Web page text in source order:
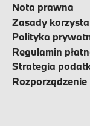
Nota prawna
Zasady
Polityka
Regulamin
Strategia